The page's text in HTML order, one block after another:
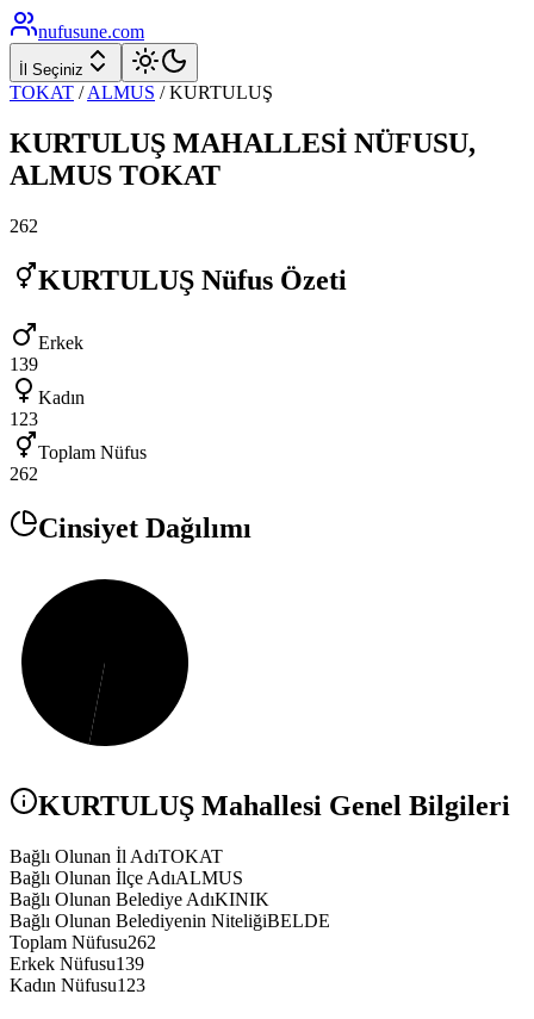
nufusune.com
İl Seçiniz
TOKAT / ALMUS /KURTULUŞ
KURTULUŞ MAHALLESİ NÜFUSU,
ALMUS TOKAT
262
KURTULUŞ Nüfus Özeti
Erkek
139
Kadın
123
Toplam Nüfus
262
Cinsiyet Dağılımı
KURTULUŞ Mahallesi Genel Bilgileri
Bağlı Olunan İl AdıTOKAT
Bağlı Olunan İlçe AdıALMUS
Bağlı Olunan Belediye AdıKINIK
Bağlı Olunan Belediyenin NiteliğiBELDE
Toplam Nüfusu262
Erkek Nüfusu139
Kadın Nüfusu123